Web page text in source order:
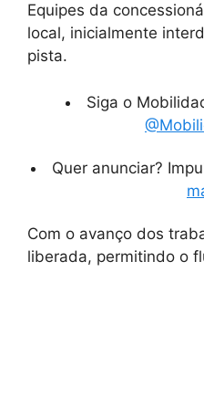
Equipes da
local, inicialmente
pista.
Siga o
Quer anunciar?
Com o avanço dos
liberada, permitindo o